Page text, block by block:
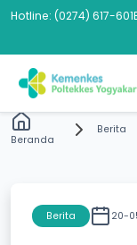
Hotline: (0274) 617-601
Beranda
Berita
Berita 20-